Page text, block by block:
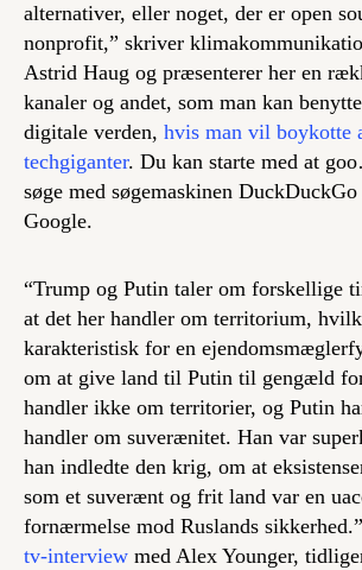
alternativer, eller noget, der er open
nonprofit,” skriver
Astrid Haug og præsenterer her en
kanaler og andet, som man kan
digitale verden, hvis man vil boykotte
techgiganter. Du kan starte med at
søge med søgemaskinen
Google.
“Trump og Putin taler om forskellige
at det her handler om territorium,
karakteristisk for en
om at give land til Putin til gengæld
handler ikke om territorier, og Putin
handler om suverænitet. Han var
han indledte den krig, om at
som et suverænt og frit land var en
fornærmelse mod Ruslands sikkerhed.”
tv-interview med Alex Younger,